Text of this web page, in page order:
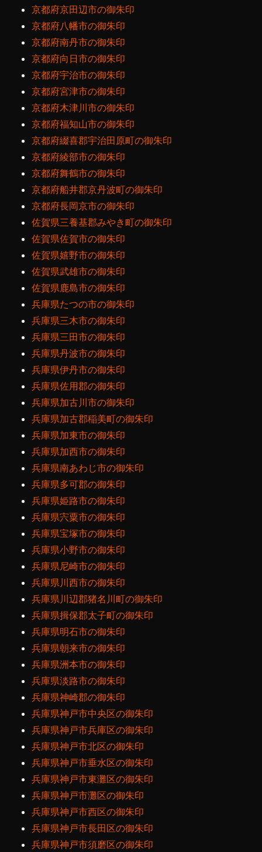
京都府京田辺市の御朱印
京都府八幡市の御朱印
京都府南丹市の御朱印
京都府向日市の御朱印
京都府宇治市の御朱印
京都府宮津市の御朱印
京都府木津川市の御朱印
京都府福知山市の御朱印
京都府綴喜郡宇治田原町の御朱印
京都府綾部市の御朱印
京都府舞鶴市の御朱印
京都府船井郡京丹波町の御朱印
京都府長岡京市の御朱印
佐賀県三養基郡みやき町の御朱印
佐賀県佐賀市の御朱印
佐賀県嬉野市の御朱印
佐賀県武雄市の御朱印
佐賀県鹿島市の御朱印
兵庫県たつの市の御朱印
兵庫県三木市の御朱印
兵庫県三田市の御朱印
兵庫県丹波市の御朱印
兵庫県伊丹市の御朱印
兵庫県佐用郡の御朱印
兵庫県加古川市の御朱印
兵庫県加古郡稲美町の御朱印
兵庫県加東市の御朱印
兵庫県加西市の御朱印
兵庫県南あわじ市の御朱印
兵庫県多可郡の御朱印
兵庫県姫路市の御朱印
兵庫県宍粟市の御朱印
兵庫県宝塚市の御朱印
兵庫県小野市の御朱印
兵庫県尼崎市の御朱印
兵庫県川西市の御朱印
兵庫県川辺郡猪名川町の御朱印
兵庫県揖保郡太子町の御朱印
兵庫県明石市の御朱印
兵庫県朝来市の御朱印
兵庫県洲本市の御朱印
兵庫県淡路市の御朱印
兵庫県神崎郡の御朱印
兵庫県神戸市中央区の御朱印
兵庫県神戸市兵庫区の御朱印
兵庫県神戸市北区の御朱印
兵庫県神戸市垂水区の御朱印
兵庫県神戸市東灘区の御朱印
兵庫県神戸市灘区の御朱印
兵庫県神戸市西区の御朱印
兵庫県神戸市長田区の御朱印
兵庫県神戸市須磨区の御朱印